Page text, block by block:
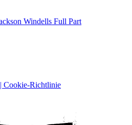
Windells Full Part
Cookie-Richtlinie